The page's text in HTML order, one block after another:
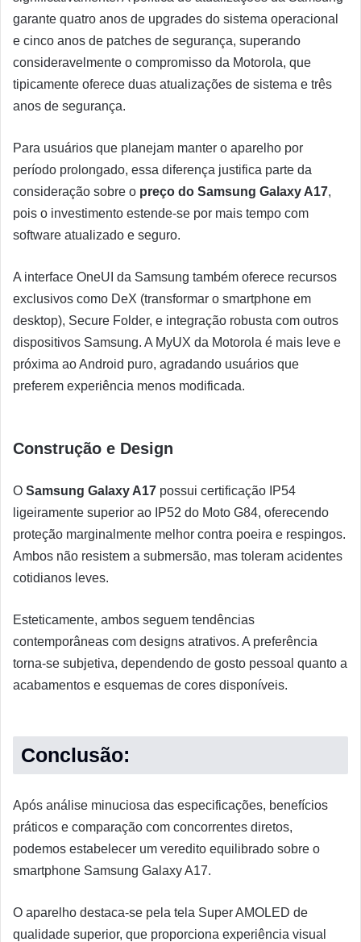
garante quatro anos de upgrades do sistema operacional
e cinco anos de patches de segurança, superando
consideravelmente o compromisso da Motorola, que
tipicamente oferece duas atualizações de sistema e três
anos de segurança.
Para usuários que planejam manter o aparelho por
período prolongado, essa diferença justifica parte da
consideração sobre o preço do Samsung Galaxy A17,
pois o investimento estende-se por mais tempo com
software atualizado e seguro.
A interface OneUI da Samsung também oferece recursos
exclusivos como DeX (transformar o smartphone em
desktop), Secure Folder, e integração robusta com outros
dispositivos Samsung. A MyUX da Motorola é mais leve e
próxima ao Android puro, agradando usuários que
preferem experiência menos modificada.
Construção e Design
O Samsung Galaxy A17 possui certificação IP54
ligeiramente superior ao IP52 do Moto G84, oferecendo
proteção marginalmente melhor contra poeira e respingos.
Ambos não resistem a submersão, mas toleram acidentes
cotidianos leves.
Esteticamente, ambos seguem tendências
contemporâneas com designs atrativos. A preferência
torna-se subjetiva, dependendo de gosto pessoal quanto a
acabamentos e esquemas de cores disponíveis.
Conclusão:
Após análise minuciosa das especificações, benefícios
práticos e comparação com concorrentes diretos,
podemos estabelecer um veredito equilibrado sobre o
smartphone Samsung Galaxy A17.
O aparelho destaca-se pela tela Super AMOLED de
qualidade superior, que proporciona experiência visual